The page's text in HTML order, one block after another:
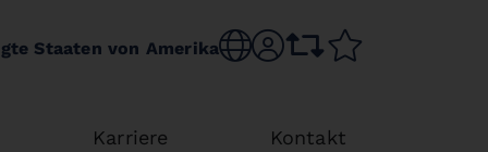
Staaten von Amerika Choose language
sr.accountcomparison list
Karriere Kontakt